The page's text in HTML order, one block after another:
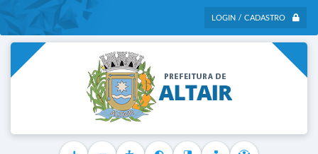
LOGIN / CADASTRO